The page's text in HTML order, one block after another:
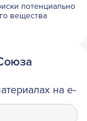
потенциально
вещества
на e-